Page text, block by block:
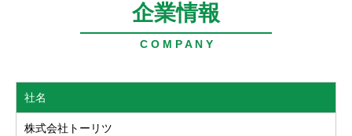
企業情報
C O M P A N Y
社名
株式会社トーリツ